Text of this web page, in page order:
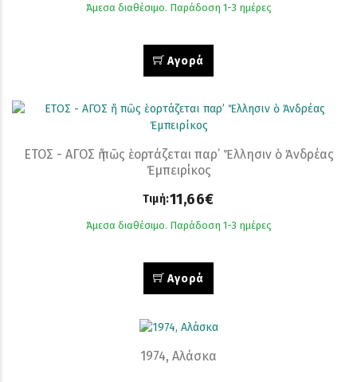
Άμεσα διαθέσιμο. Παράδοση 1-3 ημέρες
Αγορά
ΕΤΟΣ - ΑΓΟΣ ἤ πῶς ἑορτάζεται παρ’ Ἕλλησιν ὁ Ἀνδρέας
Ἐμπειρίκος
Τιμή:11,66€
Άμεσα διαθέσιμο. Παράδοση 1-3 ημέρες
Αγορά
1974, Αλάσκα